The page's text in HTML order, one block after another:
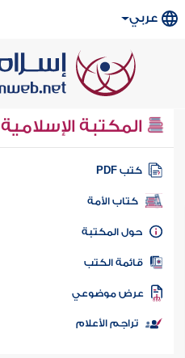
عربي
المكتبة الإسلامية
كتب PDF
كتاب الأمة
المكتبة
الكتب
موضوعي